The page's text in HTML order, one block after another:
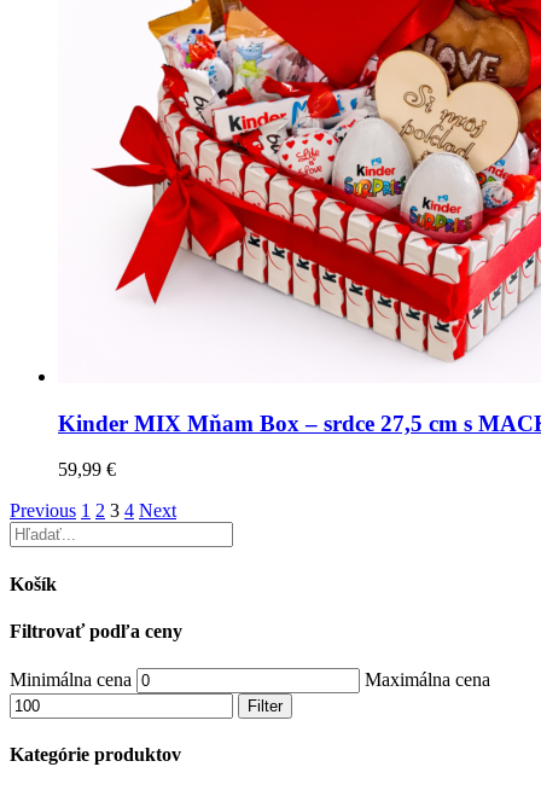
Kinder MIX Mňam Box – srdce 27,5 cm s
59,99 €
Previous 1 2 3 4 Next
Košík
Filtrovať podľa ceny
Minimálna cena Maximálna cena
Filter
Kategórie produktov